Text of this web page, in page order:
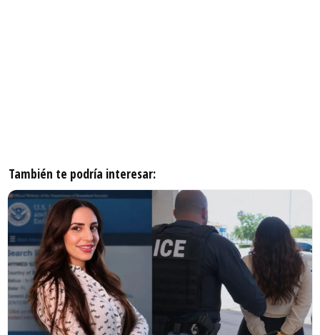
También te podría interesar: